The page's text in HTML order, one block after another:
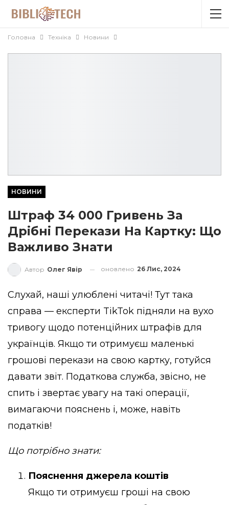
Головна Техніка Новини
НОВИНИ
Штраф 34 000 Гривень За
Дрібні Перекази На Картку: Що
Важливо Знати
Автор Олег Явір оновлено 26 Лис, 2024
Слухай, наші улюблені читачі! Тут така
справа — експерти TikTok підняли на вухо
тривогу щодо потенційних штрафів для
українців. Якщо ти отримуєш маленькі
грошові перекази на свою картку, готуйся
давати звіт. Податкова служба, звісно, не
спить і звертає увагу на такі операції,
вимагаючи пояснень і, може, навіть
податків!
Що потрібно знати:
Пояснення джерела коштів
Якщо ти отримуєш гроші на свою